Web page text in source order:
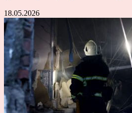
18.05.2026